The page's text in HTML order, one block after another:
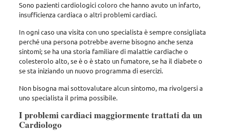
Sono pazienti cardiologici coloro che hanno avuto un infarto,
insufficienza cardiaca o altri problemi cardiaci.
In ogni caso una visita con uno specialista è sempre consigliata
perché una persona potrebbe averne bisogno anche senza
sintomi; se ha una storia familiare di malattie cardiache o
colesterolo alto, se è o è stato un fumatore, se ha il diabete o
se sta iniziando un nuovo programma di esercizi.
Non bisogna mai sottovalutare alcun sintomo, ma rivolgersi a
uno specialista il prima possibile.
I problemi cardiaci maggiormente trattati da un
Cardiologo